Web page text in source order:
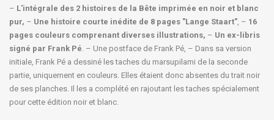
– L'intégrale des 2 histoires de la Bête imprimée en noir et blanc
pur, – Une histoire courte inédite de 8 pages "Lange Staart", – 16
pages couleurs comprenant diverses illustrations, – Un ex-libris
signé par Frank Pé. – Une postface de Frank Pé, – Dans sa version
initiale, Frank Pé a dessiné les taches du marsupilami de la seconde
partie, uniquement en couleurs. Elles étaient donc absentes du trait noir
de ses planches. Il les a complété en rajoutant les taches spécialement
pour cette édition noir et blanc.